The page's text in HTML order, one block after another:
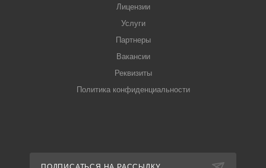
Лицензии
Услуги
Партнеры
Вакансии
Реквизиты
Политика конфиденциальности